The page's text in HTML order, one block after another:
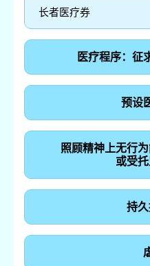
长者医疗券
医疗程序：征
预设
照顾精神上无行
或受托
持